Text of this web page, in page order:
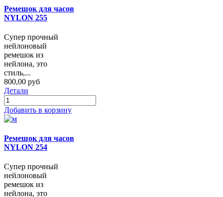
Ремешок для часов
NYLON 255
Супер прочный
нейлоновый
ремешок из
нейлона, это
стиль,...
800,00 руб
Детали
Добавить в корзину
Ремешок для часов
NYLON 254
Супер прочный
нейлоновый
ремешок из
нейлона, это